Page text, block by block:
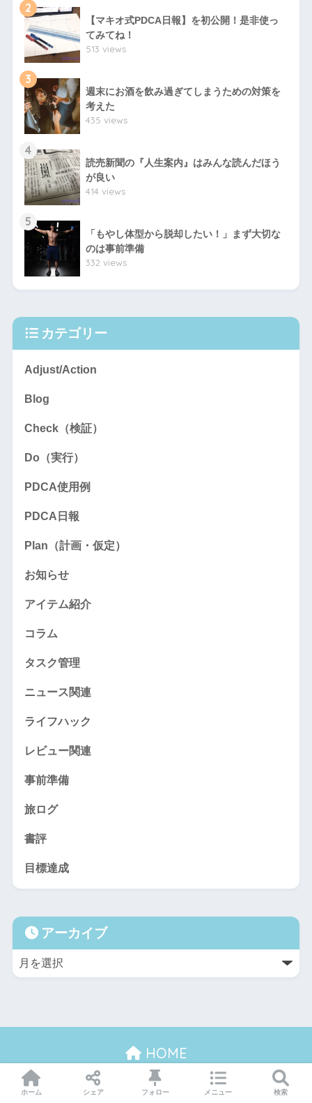
2
【マキオ式PDCA日報】を初公開！是非使っ
てみてね！
513 views
3
週末にお酒を飲み過ぎてしまうための対策を
考えた
435 views
4
読売新聞の『人生案内』はみんな読んだほう
が良い
414 views
5
「もやし体型から脱却したい！」まず大切な
のは事前準備
332 views
カテゴリー
Adjust/Action
Blog
Check（検証）
Do（実行）
PDCA使用例
PDCA日報
Plan（計画・仮定）
お知らせ
アイテム紹介
コラム
タスク管理
ニュース関連
ライフハック
レビュー関連
事前準備
旅ログ
書評
目標達成
アーカイブ
HOME
ホーム プロフィール サイトマップ お問い合わせ
ホーム シェア フォロー メニュー 検索